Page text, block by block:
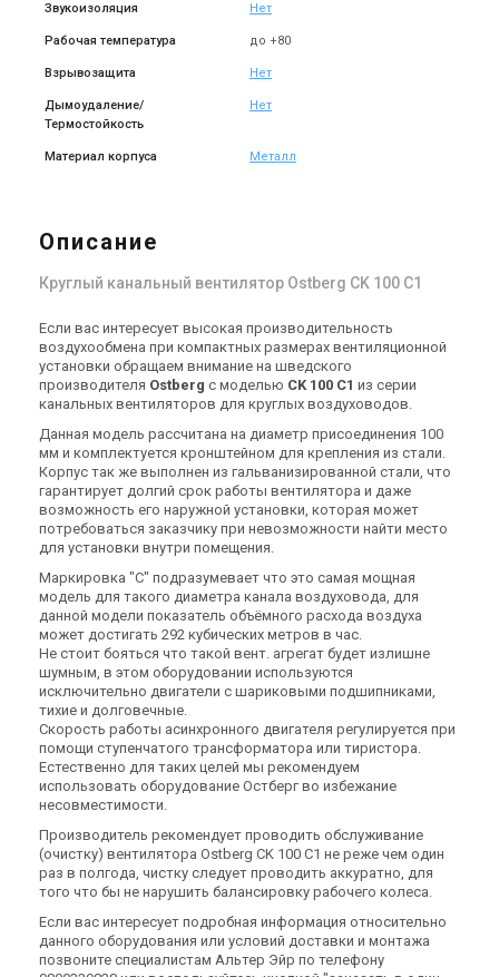
В наличии
Цена
Звукоизоляция Нет
Рабочая температура до +80
Взрывозащита Нет
Дымоудаление/
Термостойкость
Нет
Материал корпуса Металл
Описание
Круглый канальный вентилятор Ostberg CK 100 С1
Если вас интересует высокая производительность
воздухообмена при компактных размерах вентиляционной
установки обращаем внимание на шведского
производителя Ostberg с моделью CK 100 С1 из серии
канальных вентиляторов для круглых воздуховодов.
Данная модель рассчитана на диаметр присоединения 100
мм и комплектуется кронштейном для крепления из стали.
Корпус так же выполнен из гальванизированной стали, что
гарантирует долгий срок работы вентилятора и даже
возможность его наружной установки, которая может
потребоваться заказчику при невозможности найти место
для установки внутри помещения.
Маркировка "С" подразумевает что это самая мощная
модель для такого диаметра канала воздуховода, для
данной модели показатель объёмного расхода воздуха
может достигать 292 кубических метров в час.
Не стоит бояться что такой вент. агрегат будет излишне
шумным, в этом оборудовании используются
исключительно двигатели с шариковыми подшипниками,
тихие и долговечные.
Скорость работы асинхронного двигателя регулируется при
помощи ступенчатого трансформатора или тиристора.
Естественно для таких целей мы рекомендуем
использовать оборудование Остберг во избежание
несовместимости.
Производитель рекомендует проводить обслуживание
(очистку) вентилятора Ostberg CK 100 С1 не реже чем один
раз в полгода, чистку следует проводить аккуратно, для
того что бы не нарушить балансировку рабочего колеса.
Если вас интересует подробная информация относительно
данного оборудования или условий доставки и монтажа
позвоните специалистам Альтер Эйр по телефону